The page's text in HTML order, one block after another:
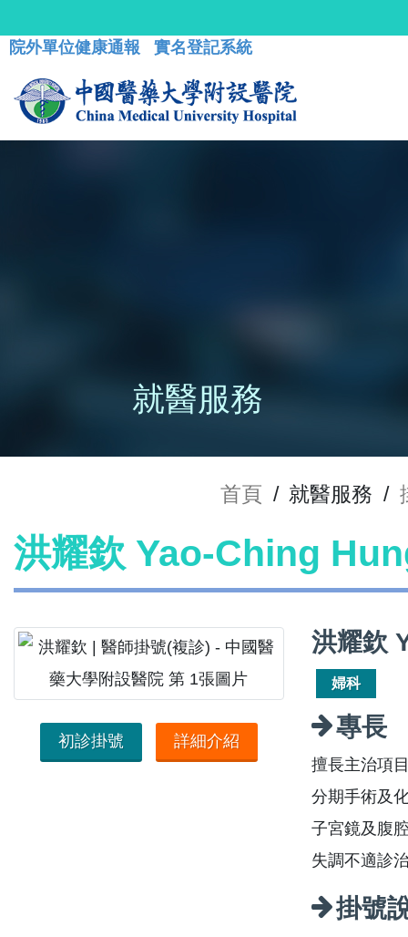
院外單位健康通報 實名登記系統
就醫服務
首頁 / 就醫服務 /
洪耀欽 Yao-Ching
初診掛號 詳細介紹
洪耀欽
婦科
專長
擅長主治項
分期手術及
子宮鏡及腹
失調不適診
掛號